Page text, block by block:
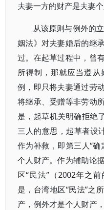
夫妻一方的财产是夫妻
从该原则与例外的
姻法》对夫妻婚后的继
过。在起草过程中，曾
所得制，那就应当遵
例，即只将夫妻通过劳
将继承、受赠等非劳动
是，起草机关明确拒绝
三人的意思，起草者设
作为补救，即第三人“
个人财产。作为辅助论
区“民法”（2002年之
是，台湾地区“民法”之
产，例外才是个人财产